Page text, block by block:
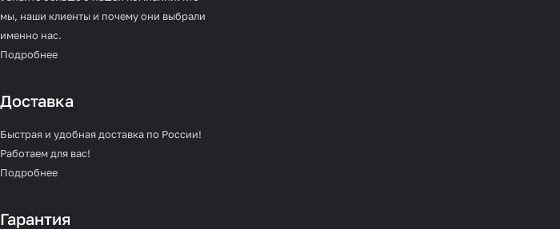
мы, наши клиенты и почему они выбрали
именно нас.
Подробнее
Доставка
Быстрая и удобная доставка по России!
Работаем для вас!
Подробнее
Гарантия